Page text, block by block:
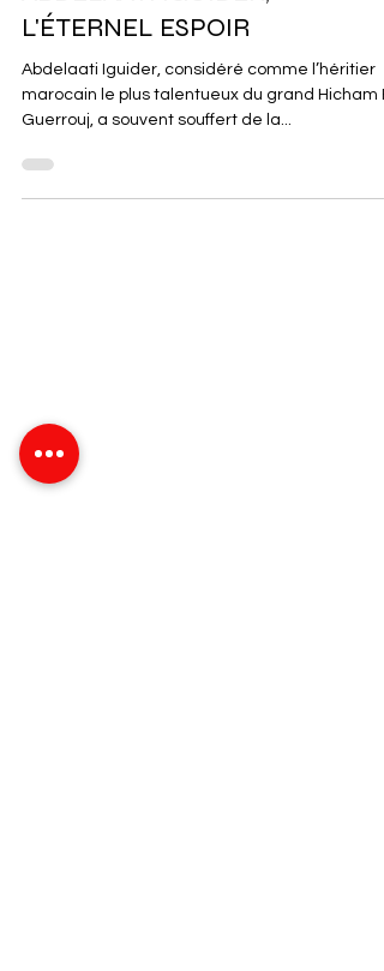
Jeux Olympiques
L'ÉTERNEL ESPOIR
Abdelaati Iguider, considéré comme l’héritier
marocain le plus talentueux du grand Hicham